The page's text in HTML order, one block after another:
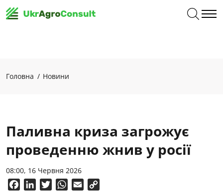
Головна Новини
Паливна криза загрожує
проведенню жнив у росії
08:00, 16 Червня 2026
FacebookLinkedInTwitterWhatsApp
Email